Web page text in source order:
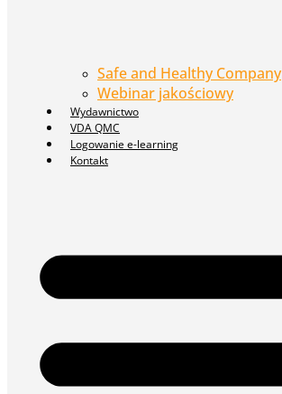
Safe and Healthy Company
Webinar jakościowy
Wydawnictwo
VDA QMC
Logowanie e-learning
Kontakt